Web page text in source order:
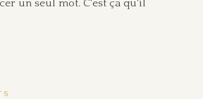
un seul mot. C'est ça qu'il